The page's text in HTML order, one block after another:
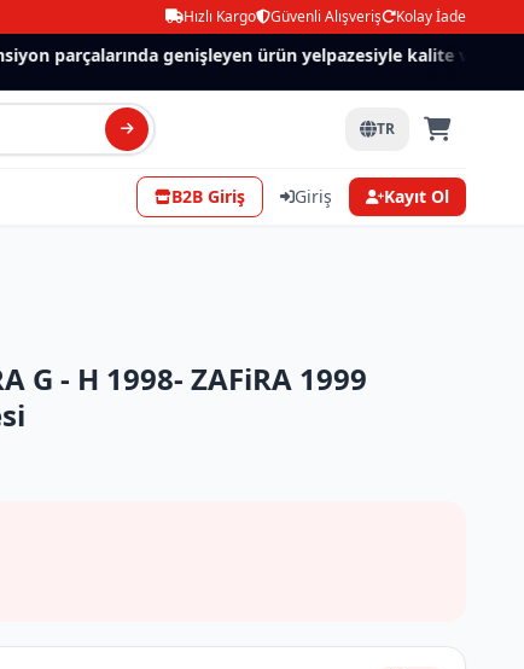
Hızlı Kargo Güvenli Alışveriş Kolay İade
parçalarında genişleyen ürün yelpazesiyle kalite ve güven.
TR
B2B Giriş Giriş Kayıt Ol
G - H 1998- ZAFiRA 1999